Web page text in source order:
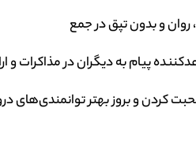
و بدون تپق در جمع
پیام به دیگران در مذاکرات و
کردن و بروز بهتر توانمندی‌های